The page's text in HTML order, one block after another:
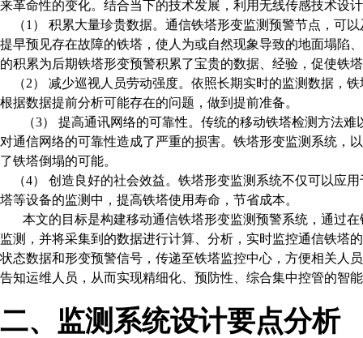
来革命性的变化。结合当下的技术发展，利用无线传感技术设
（1 ） 积累大量珍贵数据。通信铁塔形变监测预警节点，可
提早预见存在故障的铁塔，使人为或自然现象导致的地面塌陷
的积累为后期铁塔形变预警积累了宝贵的数据、经验，促使铁
（2） 减少巡视人员劳动强度。依照长期实时的监测数据，
根据数据提前分析可能存在的问题，做到提前准备。
（3） 提高通讯网络的可靠性。传统的移动铁塔检测方法
对通信网络的可靠性造成了严重的损害。铁塔形变监测系统，
了铁塔倒塌的可能。
（4） 创造良好的社会效益。铁塔形变监测系统不仅可以应
塔等设备的监测中，提高铁塔使用寿命，节省成本。
本文的目标是构建移动通信铁塔形变监测预警系统，通过
监测，并将采集到的数据进行计算、分析，实时监控通信铁塔
状态数据和形变预警信号，传递至铁塔监控中心，方便相关人
告知运维人员，从而实现精细化、预防性、综合集中控管的智
二、监测系统设计要点分析